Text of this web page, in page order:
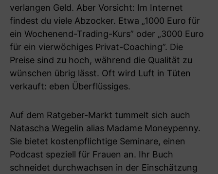
verlangen Geld. Aber Vorsicht: Im Internet
findest du viele Abzocker. Etwa „1000 Euro für
ein Wochenend-Trading-Kurs” oder „3000 Euro
für ein vierwöchiges Privat-Coaching”. Die
Preise sind zu hoch, während die Qualität zu
wünschen übrig lässt. Oft wird Luft in Tüten
verkauft: eben Überflüssiges.
Auf dem Ratgeber-Markt tummelt sich auch
Natascha Wegelin alias Madame Moneypenny.
Sie bietet kostenpflichtige Seminare, einen
Podcast speziell für Frauen an. Ihr Buch
schneidet durchwachsen in der Einschätzung